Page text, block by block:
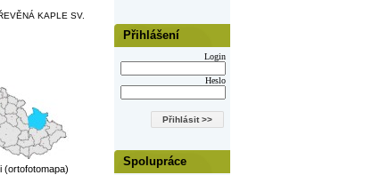
Přihlášení
Login
Heslo
Spolupráce
KAPLE SV.
(ortofotomapa)